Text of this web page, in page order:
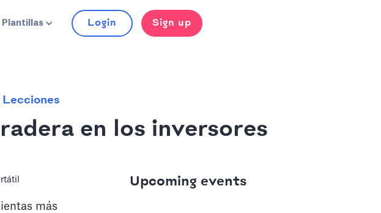
Plantillas Login Sign up
Lecciones
en los inversores
más
Upcoming events